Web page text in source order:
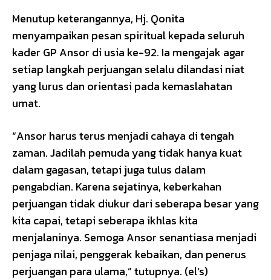
Menutup keterangannya, Hj. Qonita
menyampaikan pesan spiritual kepada seluruh
kader GP Ansor di usia ke-92. Ia mengajak agar
setiap langkah perjuangan selalu dilandasi niat
yang lurus dan orientasi pada kemaslahatan
umat.
“Ansor harus terus menjadi cahaya di tengah
zaman. Jadilah pemuda yang tidak hanya kuat
dalam gagasan, tetapi juga tulus dalam
pengabdian. Karena sejatinya, keberkahan
perjuangan tidak diukur dari seberapa besar yang
kita capai, tetapi seberapa ikhlas kita
menjalaninya. Semoga Ansor senantiasa menjadi
penjaga nilai, penggerak kebaikan, dan penerus
perjuangan para ulama,” tutupnya. (el’s)